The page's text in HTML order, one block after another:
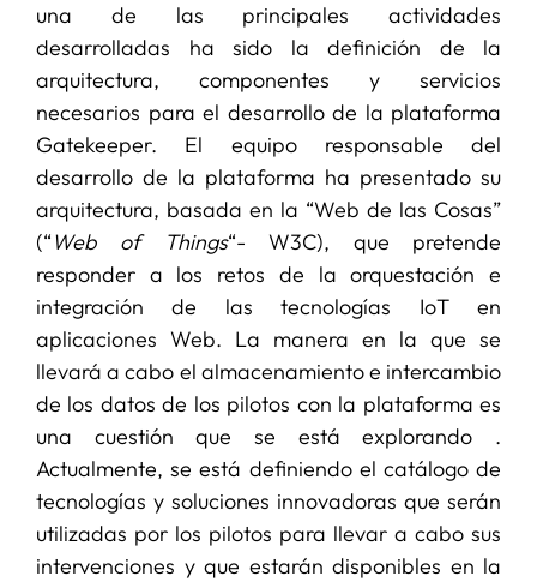
una de las principales actividades
desarrolladas ha sido la definición de la
arquitectura, componentes y servicios
necesarios para el desarrollo de la plataforma
Gatekeeper. El equipo responsable del
desarrollo de la plataforma ha presentado su
arquitectura, basada en la “Web de las Cosas”
(“Web of Things“- W3C), que pretende
responder a los retos de la orquestación e
integración de las tecnologías IoT en
aplicaciones Web. La manera en la que se
llevará a cabo el almacenamiento e intercambio
de los datos de los pilotos con la plataforma es
una cuestión que se está explorando .
Actualmente, se está definiendo el catálogo de
tecnologías y soluciones innovadoras que serán
utilizadas por los pilotos para llevar a cabo sus
intervenciones y que estarán disponibles en la